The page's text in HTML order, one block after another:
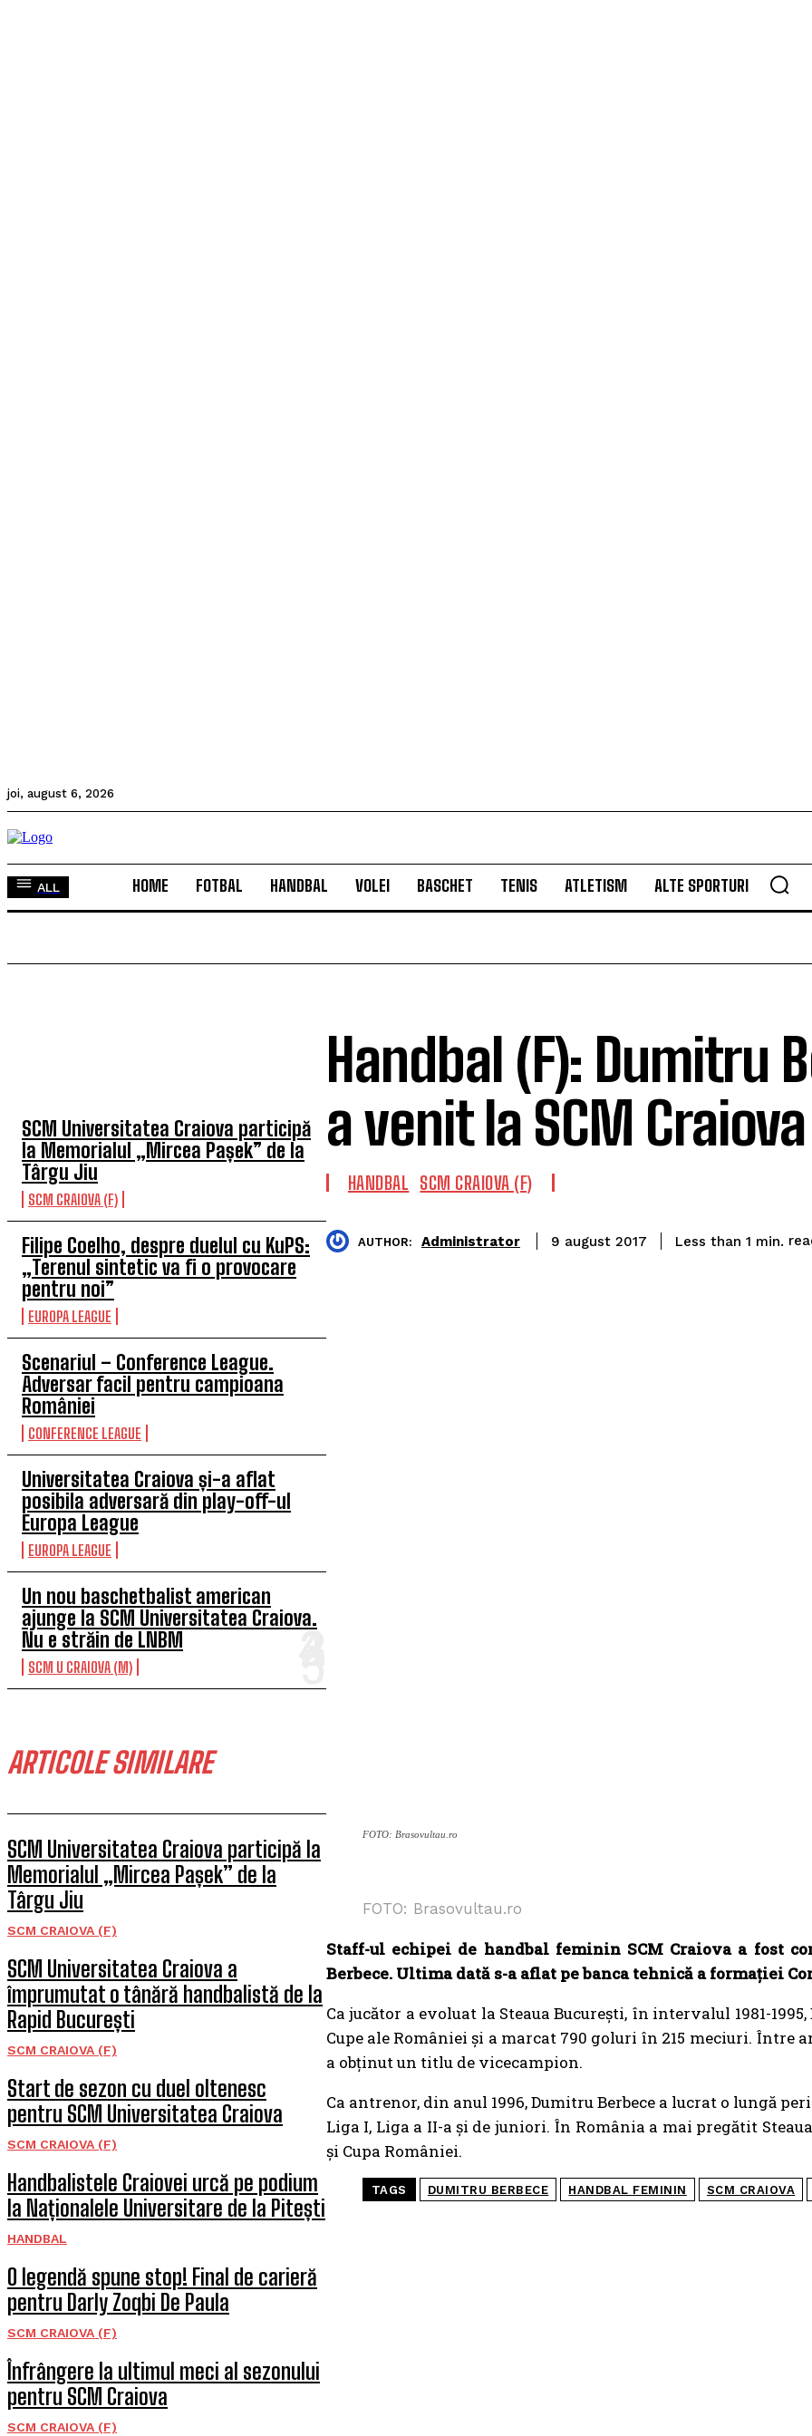
joi, august 6, 2026
ALL HOME FOTBAL HANDBAL VOLEI BASCHET TENIS ATLETISM ALTE SPORTURI
SCM Universitatea Craiova participă
la Memorialul „Mircea Pașek” de la
Târgu Jiu
SCM CRAIOVA (F)
Filipe Coelho, despre duelul cu KuPS:
„Terenul sintetic va fi o provocare
pentru noi”
EUROPA LEAGUE
Scenariul – Conference League.
Adversar facil pentru campioana
României
CONFERENCE LEAGUE
Universitatea Craiova și-a aflat
posibila adversară din play-off-ul
Europa League
EUROPA LEAGUE
Un nou baschetbalist american
ajunge la SCM Universitatea Craiova.
Nu e străin de LNBM
SCM U CRAIOVA (M)
ARTICOLE SIMILARE
SCM Universitatea Craiova participă la
Memorialul „Mircea Pașek” de la
Târgu Jiu
SCM CRAIOVA (F)
SCM Universitatea Craiova a
împrumutat o tânără handbalistă de la
Rapid București
SCM CRAIOVA (F)
Start de sezon cu duel oltenesc
pentru SCM Universitatea Craiova
SCM CRAIOVA (F)
Handbalistele Craiovei urcă pe podium
la Naționalele Universitare de la Pitești
HANDBAL
O legendă spune stop! Final de carieră
pentru Darly Zoqbi De Paula
SCM CRAIOVA (F)
Înfrângere la ultimul meci al sezonului
pentru SCM Craiova
SCM CRAIOVA (F)
Handbal (F): Dumitru
a venit la SCM Craiova
HANDBAL SCM CRAIOVA (F)
AUTHOR: Administrator 9 august 2017 Less than 1 min.
FOTO: Brasovultau.ro
FOTO: Brasovultau.ro
Staff-ul echipei de handbal feminin SCM Craiova a fost
Berbece. Ultima dată s-a aflat pe banca tehnică a formației
Ca jucător a evoluat la Steaua București, în intervalul 1981-
Cupe ale României și a marcat 790 goluri în 215 meciuri. Între
a obținut un titlu de vicecampion.
Ca antrenor, din anul 1996, Dumitru Berbece a lucrat o lungă
Liga I, Liga a II-a și de juniori. În România a mai pregătit
și Cupa României.
TAGS DUMITRU BERBECE HANDBAL FEMININ SCM CRAIOVA